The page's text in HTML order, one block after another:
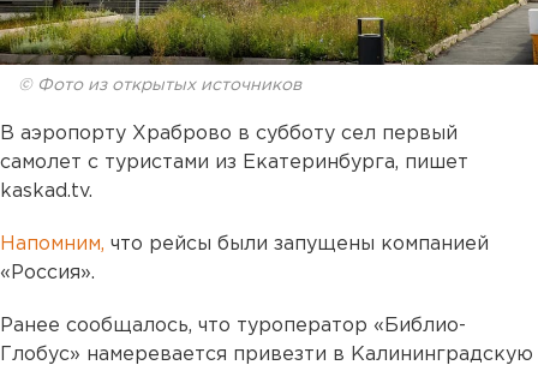
© Фото из открытых источников
В аэропорту Храброво в субботу сел первый
самолет с туристами из Екатеринбурга, пишет
kaskad.tv.
Напомним, что рейсы были запущены компанией
«Россия».
Ранее сообщалось, что туроператор «Библио-
Глобус» намеревается привезти в Калининградскую